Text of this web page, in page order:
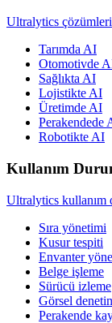
Ultralytics çözümleri
Tarımda AI
Otomotivde
Sağlıkta AI
Lojistikte AI
Üretimde AI
Perakendede
Robotikte AI
Kullanım
Ultralytics kullanım
Sıra yönetimi
Kusur tespiti
Envanter
Belge işleme
Sürücü izleme
Görsel
Perakende